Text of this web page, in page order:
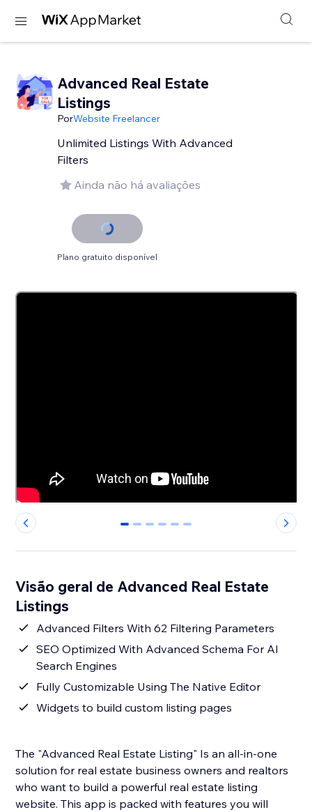
Advanced Real Estate
Listings
PorWebsite Freelancer
Unlimited Listings With Advanced
Filters
Ainda não há avaliações
Plano gratuito disponível
0 1 2 3 4 5
Visão geral de Advanced Real Estate
Listings
Advanced Filters With 62 Filtering Parameters
SEO Optimized With Advanced Schema For AI
Search Engines
Fully Customizable Using The Native Editor
Widgets to build custom listing pages
The "Advanced Real Estate Listing" Is an all-in-one
solution for real estate business owners and realtors
who want to build a powerful real estate listing
website. This app is packed with features you will